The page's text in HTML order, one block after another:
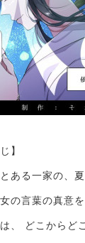
】
ある一家の、夏
の言葉の真意を
、 どこからど